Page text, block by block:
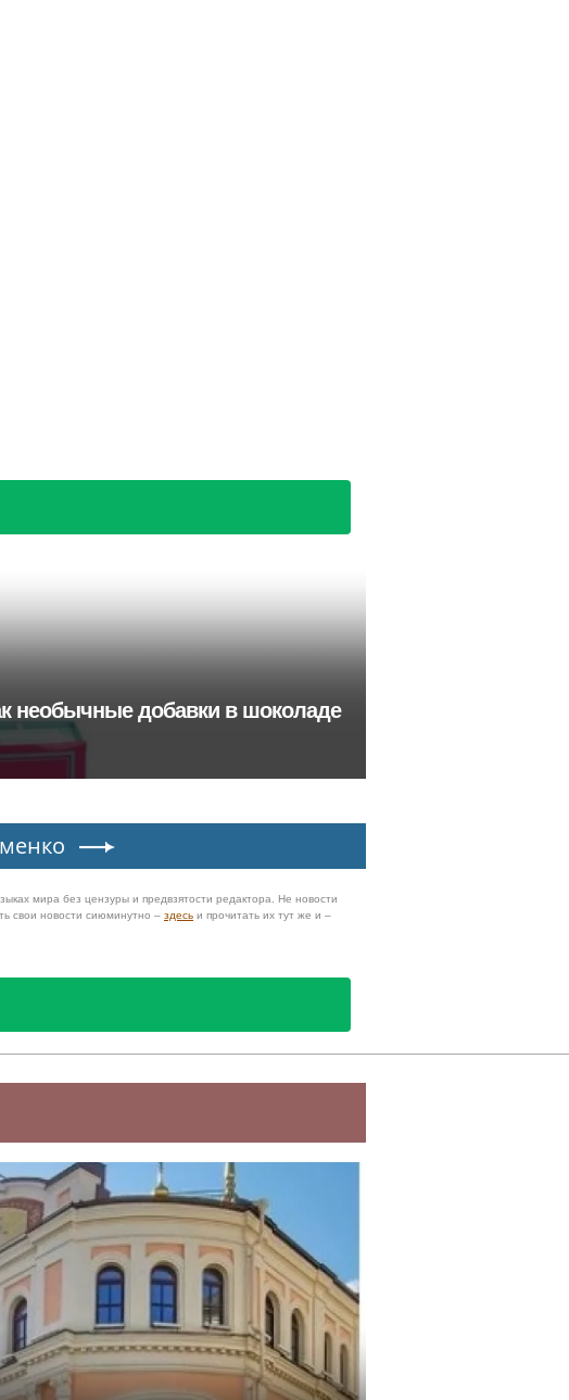
необычные добавки в шоколаде
мира без цензуры и предвзятости редактора. Не новости
свои новости сиюминутно – здесь и прочитать их тут же и –